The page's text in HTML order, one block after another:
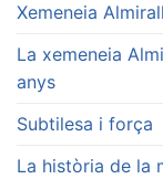
Xemeneia
La xemeneia
anys
Subtilesa i força
La història de la